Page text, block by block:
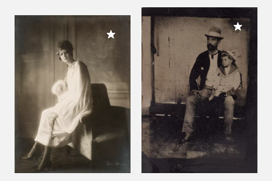
Meiner Sammlung hinzufügen
Meiner